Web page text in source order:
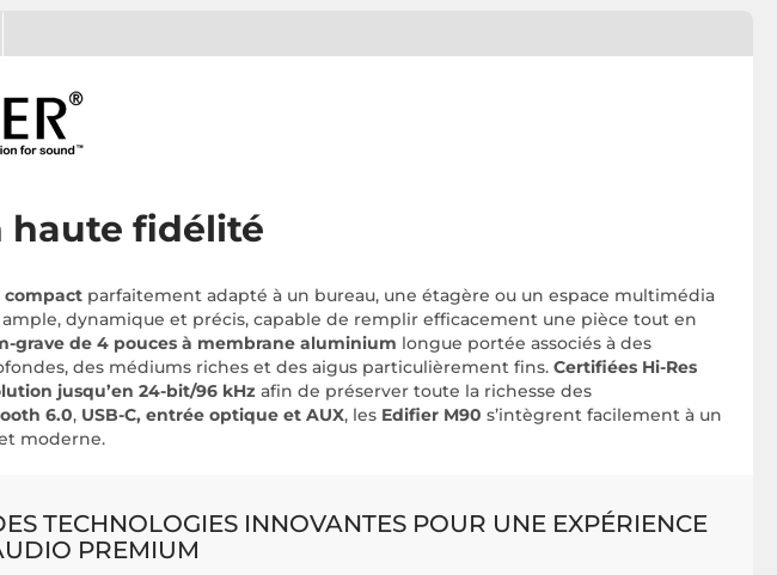
haute fidélité
parfaitement adapté à un bureau, une étagère ou un espace multimédia
dynamique et précis, capable de remplir efficacement une pièce tout en
grave de 4 pouces à membrane aluminium longue portée associés à des
des médiums riches et des aigus particulièrement fins. Certifiées Hi-Res
jusqu’en 24-bit/96 kHz afin de préserver toute la richesse des
6.0, USB-C, entrée optique et AUX, les Edifier M90 s’intègrent facilement à un
moderne.
TECHNOLOGIES INNOVANTES POUR UNE EXPÉRIENCE
PREMIUM